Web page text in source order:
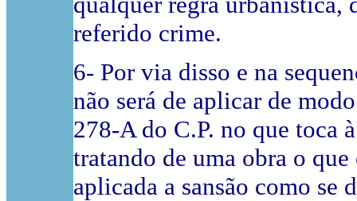
referido crime.
6- Por via disso e na
não será de aplicar de
278-A do C.P. no que toca
tratando de uma obra o
aplicada a sansão como se